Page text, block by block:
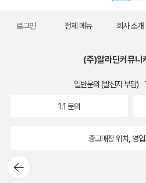
뒤로가
기
로그인 전체 메뉴 회사 소개
(주)알라딘커뮤니
일반문의 (발신자 부담)
1:1 문의
중고매장 위치, 영